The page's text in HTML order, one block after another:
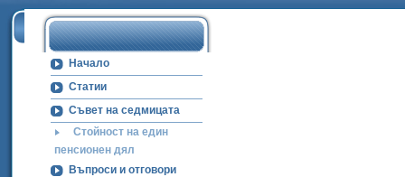
Начало
Статии
Съвет на седмицата
Стойност на един
пенсионен дял
Въпроси и отговори